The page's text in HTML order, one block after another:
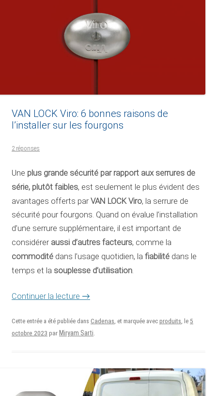
VAN LOCK Viro: 6 bonnes raisons de
l’installer sur les fourgons
2 réponses
Une plus grande sécurité par rapport aux serrures de
série, plutôt faibles, est seulement le plus évident des
avantages offerts par VAN LOCK Viro, la serrure de
sécurité pour fourgons. Quand on évalue l’installation
d’une serrure supplémentaire, il est important de
considérer aussi d’autres facteurs, comme la
commodité dans l’usage quotidien, la fiabilité dans le
temps et la souplesse d’utilisation.
Continuer la lecture →
Cette entrée a été publiée dans Cadenas, et marquée avec produits, le 5
octobre 2023 par Miryam Sarti.